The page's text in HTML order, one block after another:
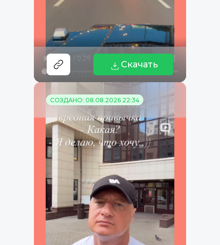
Скачать
СОЗДАНО: 08.08.2026 22:34